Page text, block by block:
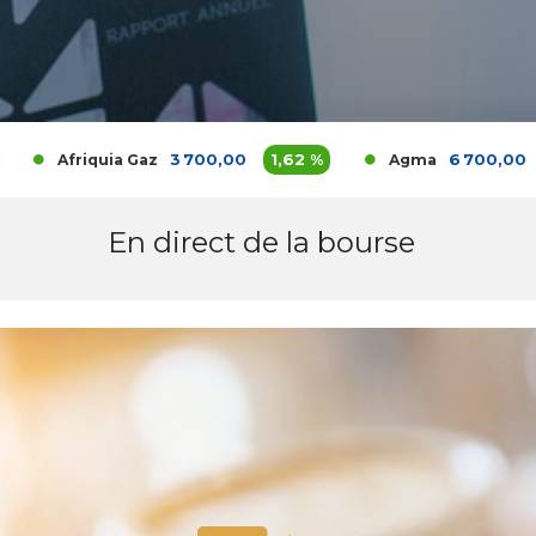
Gaz 3 700,00 1,62 % Agma 6 700,00 0 %
En direct de la bourse